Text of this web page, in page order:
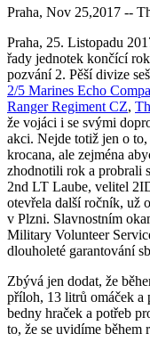
Praha, Nov 25,2017 --
Praha, 25. Listopadu
řady jednotek končící
pozvání 2. Pěší divize
2/5 Marines Echo
Ranger Regiment CZ,
že vojáci i se svými
akci. Nejde totiž jen o
krocana, ale zejména
zhodnotili rok a probrali
2nd LT Laube, velitel
otevřela další ročník, už
v Plzni. Slavnostním
Military Volunteer
dlouholeté garantování
Zbývá jen dodat, že
příloh, 13 litrů omáček a
bedny hraček a potřeb
to, že se uvidíme